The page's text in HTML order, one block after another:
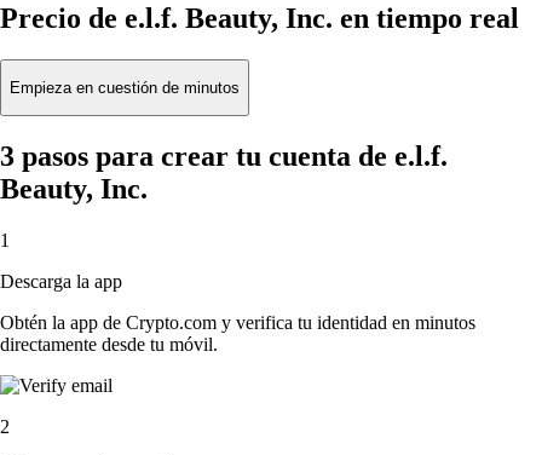
Precio de e.l.f. Beauty, Inc. en tiempo real
Empieza en cuestión de minutos
3 pasos para crear tu cuenta de e.l.f.
Beauty, Inc.
1
Descarga la app
Obtén la app de Crypto.com y verifica tu identidad en minutos
directamente desde tu móvil.
2